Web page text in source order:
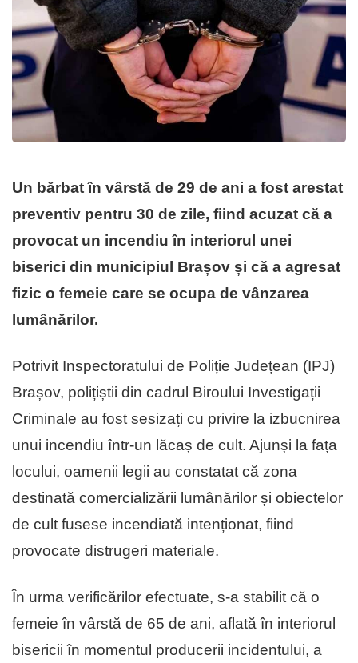
Un bărbat în vârstă de 29 de ani a fost arestat
preventiv pentru 30 de zile, fiind acuzat că a
provocat un incendiu în interiorul unei
biserici din municipiul Brașov și că a agresat
fizic o femeie care se ocupa de vânzarea
lumânărilor.
Potrivit Inspectoratului de Poliție Județean (IPJ)
Brașov, polițiștii din cadrul Biroului Investigații
Criminale au fost sesizați cu privire la izbucnirea
unui incendiu într-un lăcaș de cult. Ajunși la fața
locului, oamenii legii au constatat că zona
destinată comercializării lumânărilor și obiectelor
de cult fusese incendiată intenționat, fiind
provocate distrugeri materiale.
În urma verificărilor efectuate, s-a stabilit că o
femeie în vârstă de 65 de ani, aflată în interiorul
bisericii în momentul producerii incidentului, a